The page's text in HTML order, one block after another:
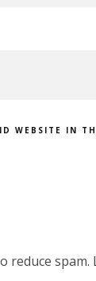
WEBSITE IN
reduce spam.